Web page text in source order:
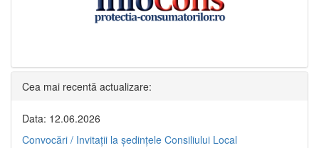
Cea mai recentă actualizare:
Data: 12.06.2026
Convocări / Invitaţii la şedinţele Consiliului Local